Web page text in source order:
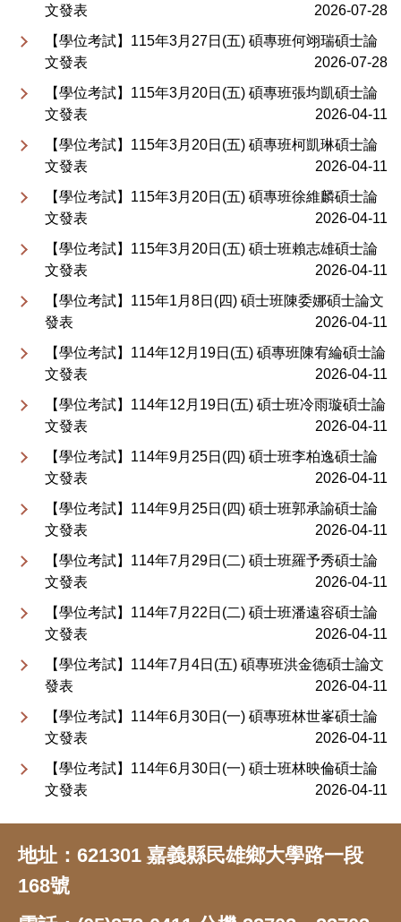
文發表
2026-07-28
【學位考試】115年3月27日(五) 碩專班何翊瑞碩士論
文發表
2026-07-28
【學位考試】115年3月20日(五) 碩專班張均凱碩士論
文發表
2026-04-11
【學位考試】115年3月20日(五) 碩專班柯凱琳碩士論
文發表
2026-04-11
【學位考試】115年3月20日(五) 碩專班徐維麟碩士論
文發表
2026-04-11
【學位考試】115年3月20日(五) 碩士班賴志雄碩士論
文發表
2026-04-11
【學位考試】115年1月8日(四) 碩士班陳委娜碩士論文
發表
2026-04-11
【學位考試】114年12月19日(五) 碩專班陳宥綸碩士論
文發表
2026-04-11
【學位考試】114年12月19日(五) 碩士班冷雨璇碩士論
文發表
2026-04-11
【學位考試】114年9月25日(四) 碩士班李柏逸碩士論
文發表
2026-04-11
【學位考試】114年9月25日(四) 碩士班郭承諭碩士論
文發表
2026-04-11
【學位考試】114年7月29日(二) 碩士班羅予秀碩士論
文發表
2026-04-11
【學位考試】114年7月22日(二) 碩士班潘遠容碩士論
文發表
2026-04-11
【學位考試】114年7月4日(五) 碩專班洪金德碩士論文
發表
2026-04-11
【學位考試】114年6月30日(一) 碩專班林世峯碩士論
文發表
2026-04-11
【學位考試】114年6月30日(一) 碩士班林映倫碩士論
文發表
2026-04-11
地址：621301 嘉義縣民雄鄉大學路一段
168號